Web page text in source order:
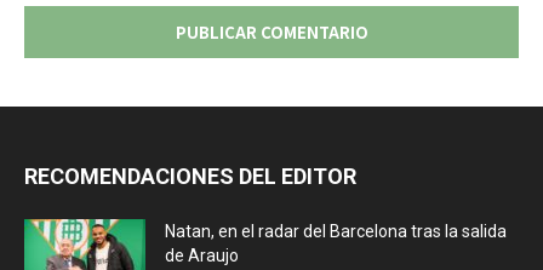
RECOMENDACIONES DEL EDITOR
Natan, en el radar del Barcelona tras la salida
de Araujo